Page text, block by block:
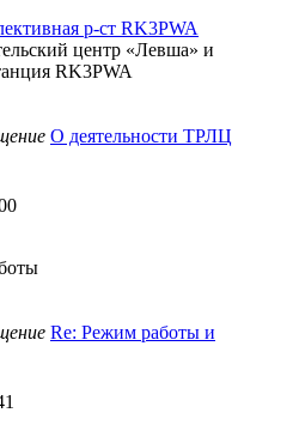
р-ст RK3PWA
центр «Левша» и
RK3PWA
О деятельности ТРЛЦ
Re: Режим работы и